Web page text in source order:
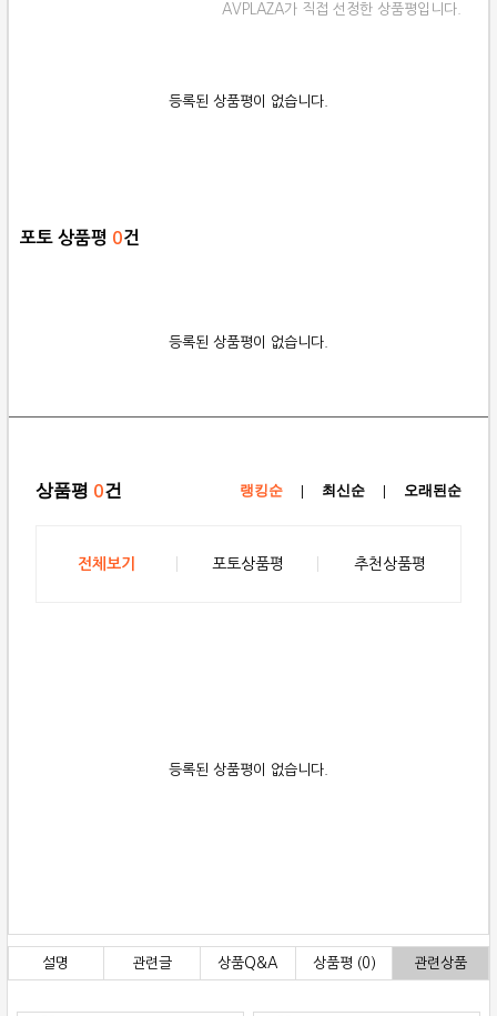
AVPLAZA가 직접 선정한 상품평입니다.
등록된 상품평이 없습니다.
포토 상품평 0건
등록된 상품평이 없습니다.
상품평 0건 랭킹순 | 최신순 | 오래된순
전체보기 포토상품평 추천상품평
등록된 상품평이 없습니다.
설명 관련글 상품Q&A 상품평 (0) 관련상품